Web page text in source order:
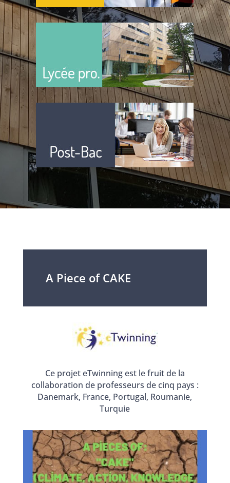
A Piece of CAKE
Ce projet eTwinning est le fruit de la
collaboration de professeurs de cinq pays :
Danemark, France, Portugal, Roumanie,
Turquie